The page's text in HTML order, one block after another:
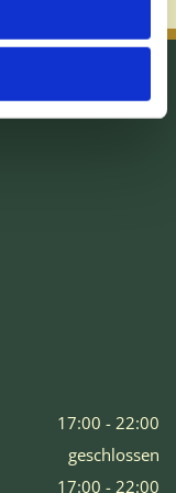
17:00 - 22:00
geschlossen
17:00 - 22:00